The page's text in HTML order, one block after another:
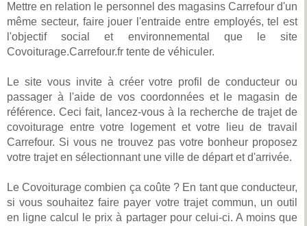
Mettre en relation le personnel des magasins Carrefour d'un
même secteur, faire jouer l'entraide entre employés, tel est
l'objectif social et environnemental que le site
Covoiturage.Carrefour.fr tente de véhiculer.
Le site vous invite à créer votre profil de conducteur ou
passager à l'aide de vos coordonnées et le magasin de
référence. Ceci fait, lancez-vous à la recherche de trajet de
covoiturage entre votre logement et votre lieu de travail
Carrefour. Si vous ne trouvez pas votre bonheur proposez
votre trajet en sélectionnant une ville de départ et d'arrivée.
Le Covoiturage combien ça coûte ? En tant que conducteur,
si vous souhaitez faire payer votre trajet commun, un outil
en ligne calcul le prix à partager pour celui-ci. A moins que